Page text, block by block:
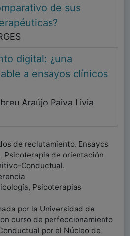
de sus
digital: ¿una
a ensayos clínicos
Araújo Paiva Livia
de reclutamiento. Ensayos
Psicoterapia de orientación
Conductual.
Psicoterapias
por la Universidad de
curso de perfeccionamiento
por el Núcleo de